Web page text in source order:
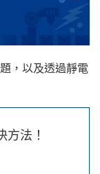
，以及透過靜電
方法！